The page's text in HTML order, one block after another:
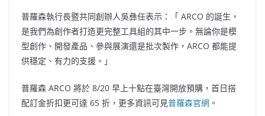
普羅森執行長暨共同創辦人吳彝任表示：「 ARCO 的誕生，
是我們為創作者打造更完整工具組的其中一步。無論你是模
型創作、開發產品、參與展演還是批次製作，ARCO 都能提
供穩定、有力的支援。」
普羅森 ARCO 將於 8/20 早上十點在臺灣開放預購，首日搭
配訂金折扣更可達 65 折，更多資訊可見普羅森官網 。